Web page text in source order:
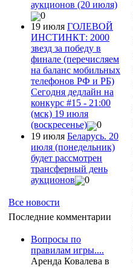
аукционов (20 июля)
0
19 июля ГОЛЕВОЙ
ИНСТИНКТ: 2000
звезд за победу в
финале (перечисляем
на баланс мобильных
телефонов РФ и РБ)
Сегодня дедлайн на
конкурс #15 - 21:00
(мск) 19 июля
(воскресенье)
0
19 июля Беларусь. 20
июля (понедельник)
будет рассмотрен
трансферный день
аукционов
0
Все новости
Последние комментарии
Вопросы по
правилам игры....
Аренда Ковалева в